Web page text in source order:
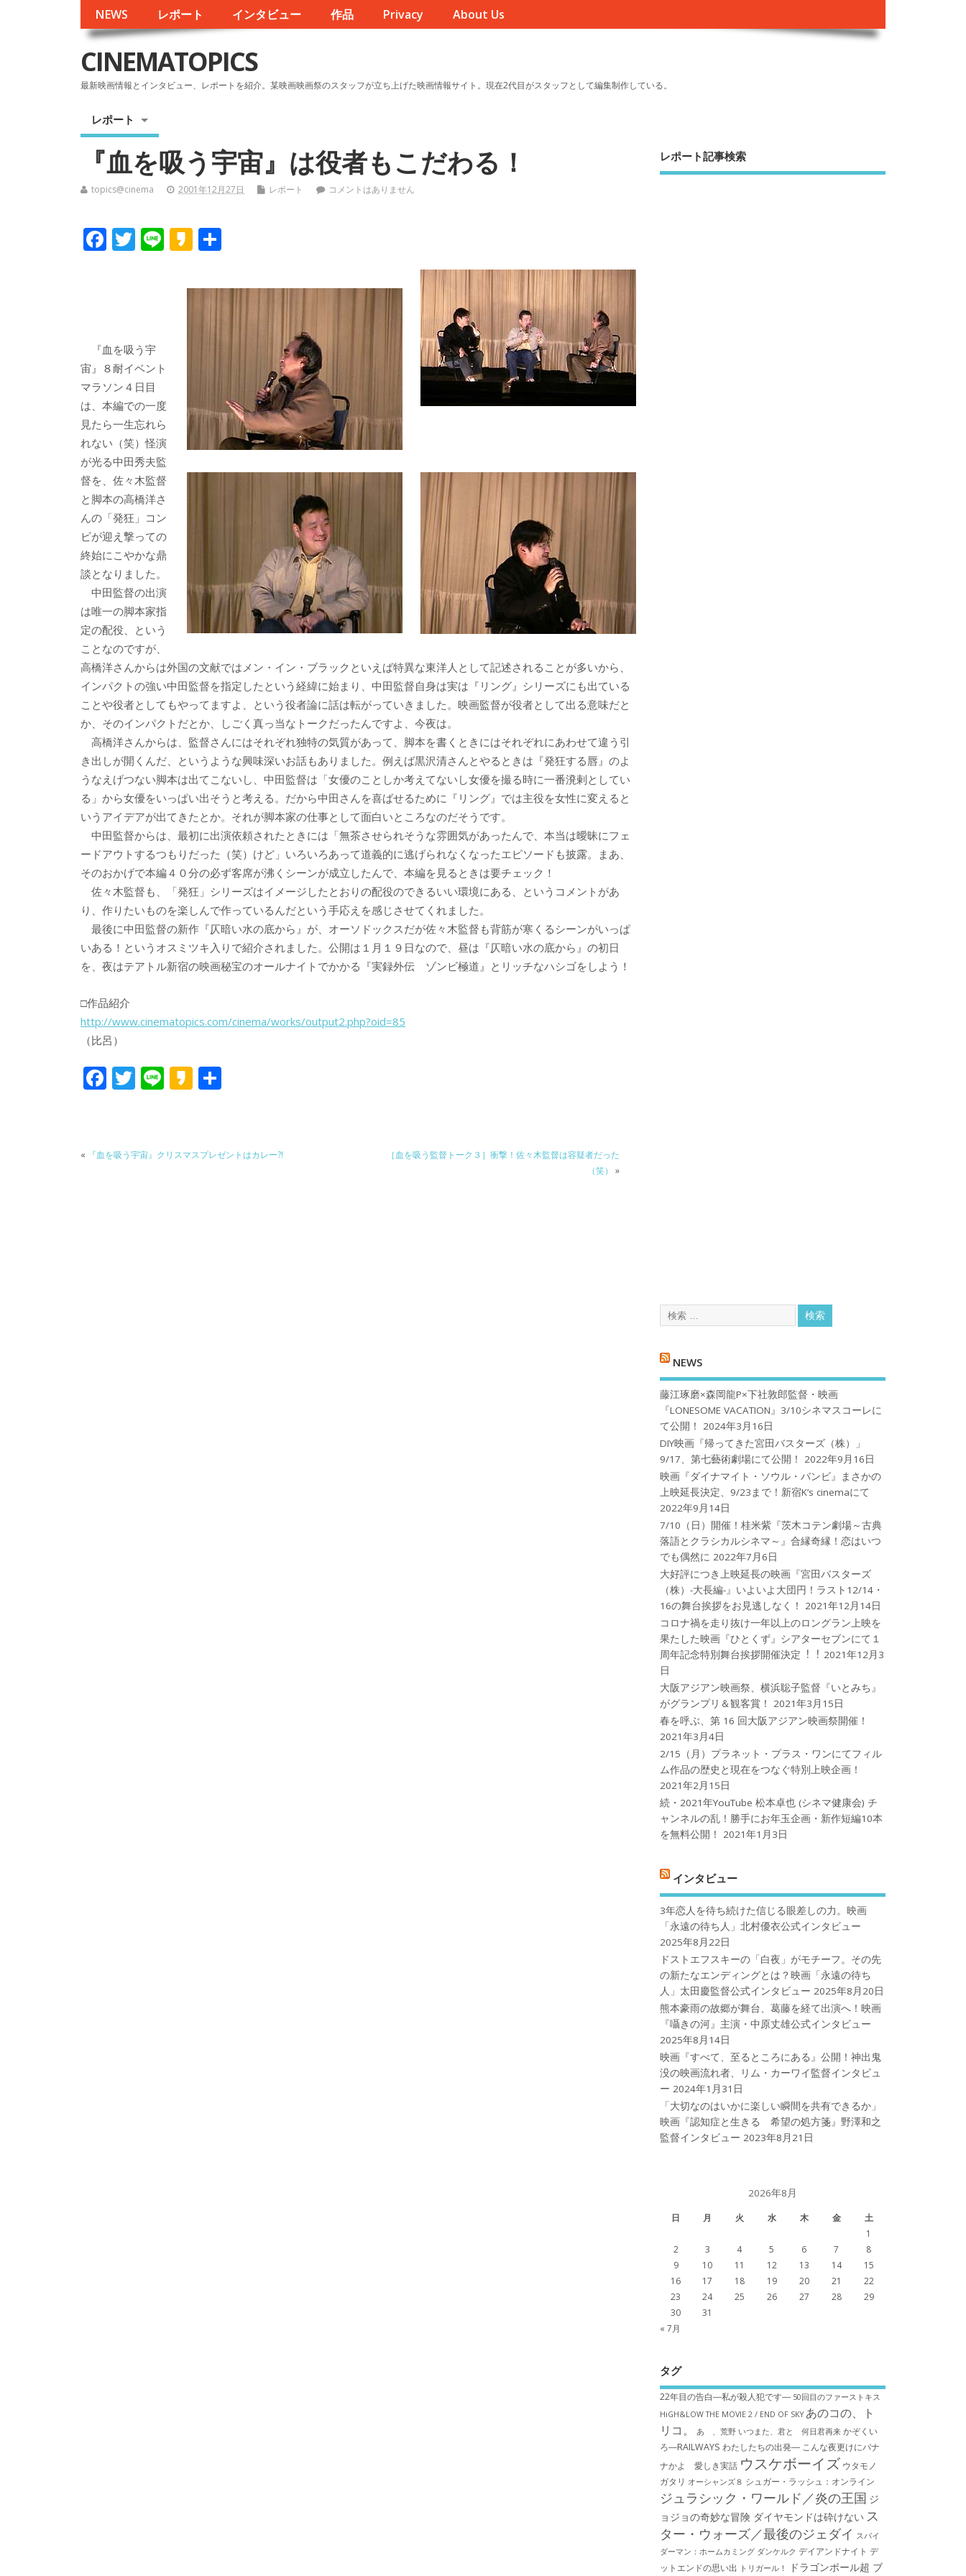
NEWS レポート インタビュー 作品 Privacy About Us
CINEMATOPICS
最新映画情報とインタビュー、レポートを紹介。某映画映画祭のスタッフが立ち上げた映画情報サイト。現在2代目がスタッフとして編集制作している。
レポート
『血を吸う宇宙』は役者もこだわる！
topics@cinema 2001年12月27日 レポート コメントはありません
F
o
k
T Li K
k
『血を吸う宇
宙』８耐イベント
マラソン４日目
は、本編での一度
見たら一生忘れら
れない（笑）怪演
が光る中田秀夫監
督を、佐々木監督
と脚本の高橋洋さ
んの「発狂」コン
ビが迎え撃っての
終始にこやかな鼎
談となりました。
中田監督の出演
は唯一の脚本家指
定の配役、という
ことなのですが、
高橋洋さんからは外国の文献ではメン・イン・ブラックといえば特異な東洋人として記述されることが多いから、
インパクトの強い中田監督を指定したという経緯に始まり、中田監督自身は実は『リング』シリーズにも出ている
ことや役者としてもやってますよ、という役者論に話は転がっていきました。映画監督が役者として出る意味だと
か、そのインパクトだとか、しごく真っ当なトークだったんですよ、今夜は。
高橋洋さんからは、監督さんにはそれぞれ独特の気質があって、脚本を書くときにはそれぞれにあわせて違う引
き出しが開くんだ、というような興味深いお話もありました。例えば黒沢清さんとやるときは『発狂する唇』のよ
うなえげつない脚本は出てこないし、中田監督は「女優のことしか考えてないし女優を撮る時に一番溌剌としてい
る」から女優をいっぱい出そうと考える。だから中田さんを喜ばせるために『リング』では主役を女性に変えると
いうアイデアが出てきたとか。それが脚本家の仕事として面白いところなのだそうです。
中田監督からは、最初に出演依頼されたときには「無茶させられそうな雰囲気があったんで、本当は曖昧にフェ
ードアウトするつもりだった（笑）けど」いろいろあって道義的に逃げられなくなったエピソードも披露。まあ、
そのおかげで本編４０分の必ず客席が沸くシーンが成立したんで、本編を見るときは要チェック！
佐々木監督も、「発狂」シリーズはイメージしたとおりの配役のできるいい環境にある、というコメントがあ
り、作りたいものを楽しんで作っているんだという手応えを感じさせてくれました。
最後に中田監督の新作『仄暗い水の底から』が、オーソドックスだが佐々木監督も背筋が寒くるシーンがいっぱ
いある！というオスミツキ入りで紹介されました。公開は１月１９日なので、昼は『仄暗い水の底から』の初日
を、夜はテアトル新宿の映画秘宝のオールナイトでかかる『実録外伝 ゾンビ極道』とリッチなハシゴをしよう！
□作品紹介
http://www.cinematopics.com/cinema/works/output2.php?oid=85
（比呂）
F
b
o
T
er
Li K
a
o
« 『血を吸う宇宙』クリスマスプレゼントはカレー?!
［血を吸う監督トーク３］衝撃！佐々木監督は容疑者だった
（笑） »
レポート記事検索
NEWS
藤江琢磨×森岡龍P×下社敦郎監督・映画
『LONESOME VACATION』3/10シネマスコーレに
て公開！
2024年3月16日
DIY映画『帰ってきた宮田バスターズ（株）」
9/17、第七藝術劇場にて公開！
2022年9月16日
映画『ダイナマイト・ソウル・バンビ』まさかの
上映延長決定、9/23まで！新宿K’s cinemaにて
2022年9月14日
7/10（日）開催！桂米紫『茨木コテン劇場～古典
落語とクラシカルシネマ～』合縁奇縁！恋はいつ
でも偶然に 2022年7月6日
大好評につき上映延長の映画『宮田バスターズ
（株）-大長編-』いよいよ大団円！ラスト12/14・
16の舞台挨拶をお見逃しなく！
2021年12月14日
コロナ禍を⾛り抜け⼀年以上のロングラン上映を
果たした映画『ひとくず』シアターセブンにて１
周年記念特別舞台挨拶開催決定︕︕ 2021年12月3
日
大阪アジアン映画祭、横浜聡子監督『いとみち』
がグランプリ＆観客賞！
2021年3月15日
春を呼ぶ、第 16 回大阪アジアン映画祭開催！
2021年3月4日
2/15（月）プラネット・プラス・ワンにてフィル
ム作品の歴史と現在をつなぐ特別上映企画！
2021年2月15日
続・2021年YouTube 松本卓也 (シネマ健康会) チ
ャンネルの乱！勝手にお年玉企画・新作短編10本
を無料公開！
2021年1月3日
インタビュー
3年恋人を待ち続けた信じる眼差しの力。映画
「永遠の待ち人」北村優衣公式インタビュー
2025年8月22日
ドストエフスキーの「白夜」がモチーフ。その先
の新たなエンディングとは？映画「永遠の待ち
人」太田慶監督公式インタビュー 2025年8月20日
熊本豪雨の故郷が舞台、葛藤を経て出演へ！映画
『囁きの河』主演・中原丈雄公式インタビュー
2025年8月14日
映画『すべて、至るところにある』公開！神出鬼
没の映画流れ者、リム・カーワイ監督インタビュ
ー 2024年1月31日
「大切なのはいかに楽しい瞬間を共有できるか」
映画『認知症と生きる 希望の処方箋』野澤和之
監督インタビュー 2023年8月21日
2026年8月
日 月 火 水 木 金
土
1
2
3 4 5 6 7
8
9
10 11 12 13 14
15
16
17 18 19 20 21
22
23
24 25 26 27 28
29
30
31
« 7月
タグ
22年目の告白―私が殺人犯です― 50回目のファーストキス
HiGH&LOW THE MOVIE 2 / END OF SKY あのコの、ト
リコ。
あゝ、荒野 いつまた、君と 何日君再来 かぞくい
ろ―RAILWAYS わたしたちの出発― こんな夜更けにバナ
ナかよ 愛しき実話 ウスケボーイズ ウタモノ
ガタリ オーシャンズ８ シュガー・ラッシュ：オ​ンライン
ジュラシック・ワールド／炎の王国 ジ
ョジョの奇妙な冒険 ダイヤモンドは砕けない ス
ター・ウォーズ／最後のジェダイ スパイ
ダーマン：ホームカミング ダンケルク デイアンドナイト デ
ットエンドの思い出
トリガール！ ドラゴンボール超 ブ